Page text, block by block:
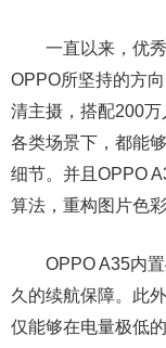
一直以来，优秀
OPPO所坚持的方
清主摄，搭配200
各类场景下，都能
细节。并且OPPO
算法，重构图片色
OPPO A35内置
久的续航保障。此
仅能够在电量极低